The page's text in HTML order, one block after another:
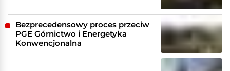
Bezprecedensowy proces przeciw
PGE Górnictwo i Energetyka
Konwencjonalna